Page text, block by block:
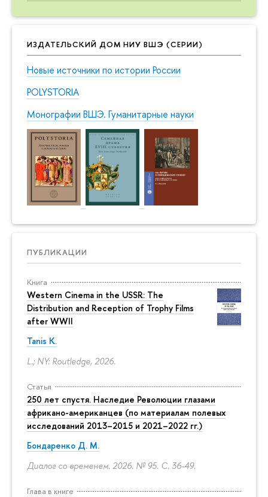
ИЗДАТЕЛЬСКИЙ ДОМ НИУ ВШЭ (СЕРИИ)
Новые источники по истории России
POLYSTORIA
Монографии ВШЭ. Гуманитарные науки
ПУБЛИКАЦИИ
Книга
Western Cinema in the USSR: The
Distribution and Reception of Trophy Films
after WWII
Tanis K.
L.; NY: Routledge, 2026.
Статья
250 лет спустя. Наследие Революции глазами
африкано-американцев (по материалам полевых
исследований 2013–2015 и 2021–2022 гг.)
Бондаренко Д. М.
Диалог со временем. 2026. № 95. С. 36-49.
Глава в книге